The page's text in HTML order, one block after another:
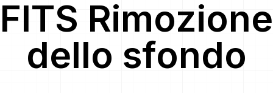
FITS Rimozione
dello sfondo